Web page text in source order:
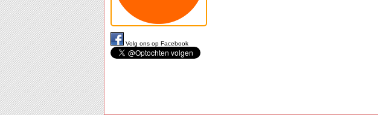
Volg ons op Facebook